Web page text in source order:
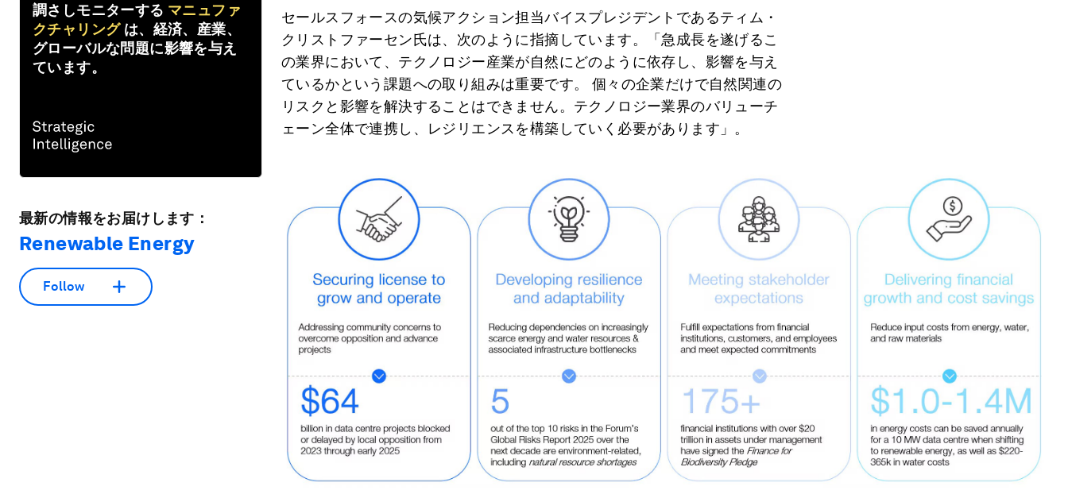
調さしモニターする マニュファ
クチャリング は、経済、産業、
グローバルな問題に影響を与え
ています。
最新の情報をお届けします：
Renewable Energy
Follow
セールスフォースの気候アクション担当バイスプレジデントであるティム・
クリストファーセン氏は、次のように指摘しています。「急成長を遂げるこ
の業界において、テクノロジー産業が自然にどのように依存し、影響を与え
ているかという課題への取り組みは重要です。 個々の企業だけで自然関連の
リスクと影響を解決することはできません。テクノロジー業界のバリューチ
ェーン全体で連携し、レジリエンスを構築していく必要があります」。